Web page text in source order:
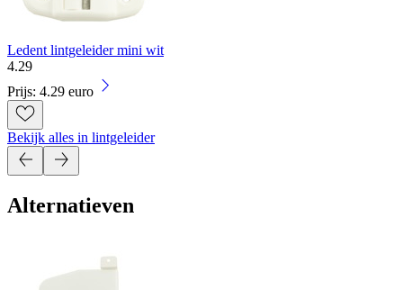
Ledent lintgeleider mini wit
4.29
Prijs: 4.29 euro
Bekijk alles in lintgeleider
Alternatieven